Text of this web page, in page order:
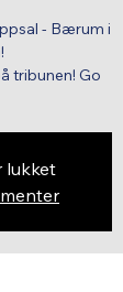
- Bærum i
tribunen! Go
lukket